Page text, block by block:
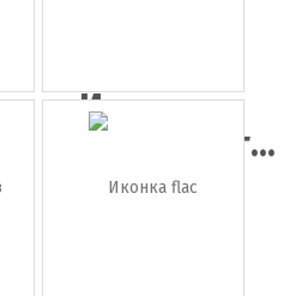
Иконка
электрогит...